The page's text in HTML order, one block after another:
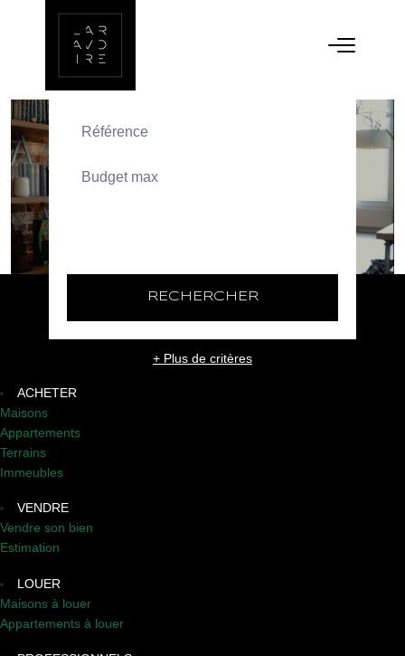
ACHETER
TEXT_SEARCH_SELECTIONNEZ
RECHERCHER
+ Plus de critères
ACHETER
Maisons
Appartements
Terrains
Immeubles
VENDRE
Vendre son bien
Estimation
LOUER
Maisons à louer
Appartements à louer